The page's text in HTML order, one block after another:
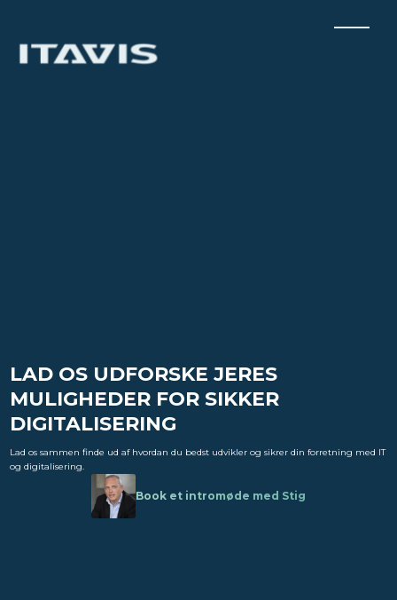
LAD OS UDFORSKE JERES
MULIGHEDER FOR SIKKER
DIGITALISERING
Lad os sammen finde ud af hvordan du bedst udvikler og sikrer din forretning med IT
og digitalisering.
Book et intromøde med Stig